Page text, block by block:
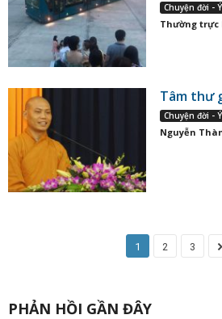
Chuyện đời -
Thường trực
Tâm thư
Chuyện đời -
Nguyễn
1 2 3
PHẢN HỒI GẦN ĐÂY